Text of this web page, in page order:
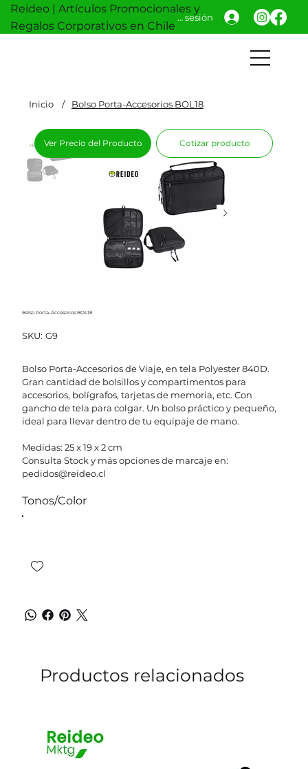
Reideo | Artículos Promocionales y
Regalos Corporativos en Chile
Iniciar sesión
Inicio / Bolso Porta-Accesorios BOL18
Bolso Porta-Accesorios BOL18
SKU: SKU
G9
G9
Bolso Porta-Accesorios de Viaje, en tela Polyester 840D.
Gran cantidad de bolsillos y compartimentos para
accesorios, bolígrafos, tarjetas de memoria, etc. Con
gancho de tela para colgar. Un bolso práctico y pequeño,
ideal para llevar dentro de tu equipaje de mano.
Medidas: 25 x 19 x 2 cm
Consulta Stock y más opciones de marcaje en:
pedidos@reideo.cl
Tonos/Color
Ver Precio del Producto Cotizar producto
Productos relacionados